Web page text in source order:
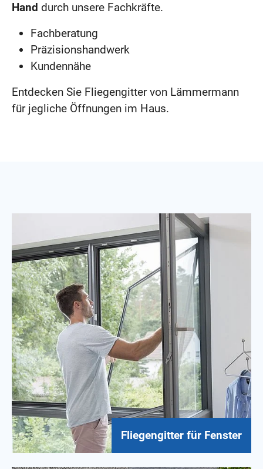
Hand durch unsere Fachkräfte.
Fachberatung
Präzisionshandwerk
Kundennähe
Entdecken Sie Fliegengitter von Lämmermann
für jegliche Öffnungen im Haus.
Fliegengitter für Fenster